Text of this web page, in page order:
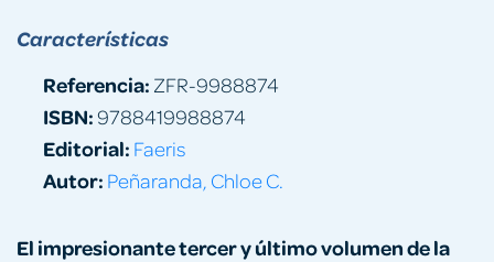
El impresionante tercer y último volumen de la
Características
Referencia: ZFR-9988874
ISBN:9788419988874
Editorial: Faeris
Autor: Peñaranda, Chloe C.